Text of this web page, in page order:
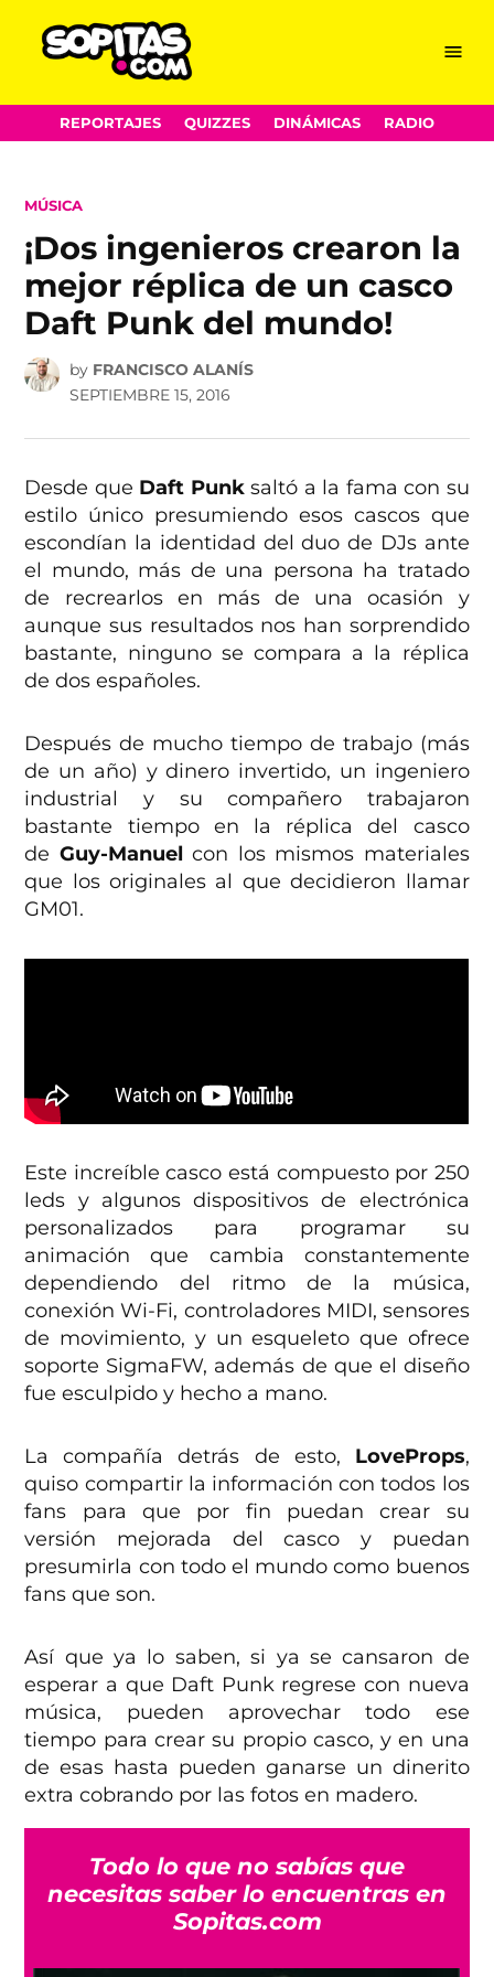
Skip
to
Menu
REPORTAJES QUIZZES DINÁMICAS RADIO
POSTED
MÚSICA
¡Dos ingenieros crearon la
mejor réplica de un casco
Daft Punk del mundo!
by FRANCISCO ALANÍS
SEPTIEMBRE 15, 2016
Desde que Daft Punksaltó a la fama con su
estilo único presumiendo esos cascos que
escondían la identidad del duo de DJs ante
el mundo, más de una persona ha tratado
de recrearlos en más de una ocasión y
aunque sus resultados nos han sorprendido
bastante, ninguno se compara a la réplica
de dos españoles.
Después de mucho tiempo de trabajo (más
de un año) y dinero invertido, un ingeniero
industrial y su compañero trabajaron
bastante tiempo en la réplica del casco
de Guy-Manuel con los mismos materiales
que los originales al que decidieron llamar
GM01.
Este increíble casco está compuesto por 250
leds y algunos dispositivos de electrónica
personalizados para programar su
animación que cambia constantemente
dependiendo del ritmo de la música,
conexión Wi-Fi, controladores MIDI, sensores
de movimiento, y un esqueleto que ofrece
soporte SigmaFW, además de que el diseño
fue esculpido y hecho a mano.
La compañía detrás de esto, LoveProps,
quiso compartir la información con todos los
fans para que por fin puedan crear su
versión mejorada del casco y puedan
presumirla con todo el mundo como buenos
fans que son.
Así que ya lo saben, si ya se cansaron de
esperar a que Daft Punk regrese con nueva
música, pueden aprovechar todo ese
tiempo para crear su propio casco, y en una
de esas hasta pueden ganarse un dinerito
extra cobrando por las fotos en madero.
Todo lo que no sabías que
necesitas saber lo encuentras en
Sopitas.com